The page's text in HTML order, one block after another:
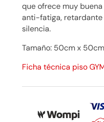
cuadros
fino
1cm
110.908
cantidad
que ofrece muy
anti-fatiga,
silencia.
Tamaño: 50cm x
Ficha técnica piso